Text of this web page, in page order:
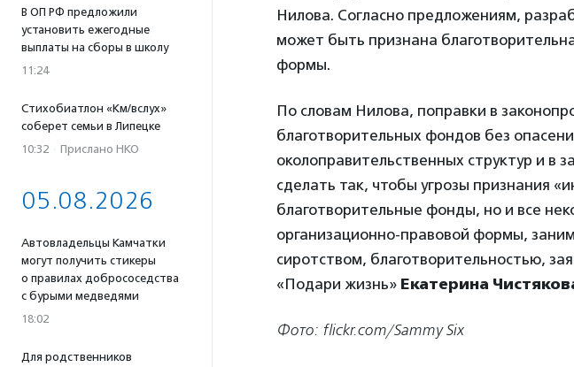
В ОП РФ предложили
установить ежегодные
выплаты на сборы в школу
11:24
Стихобиатлон «Км/вслух»
соберет семьи в Липецке
10:32 · Прислано НКО
05.08.2026
Автовладельцы Камчатки
могут получить стикеры
о правилах добрососедства
с бурыми медведями
18:02
Для родственников
Нилова. Согласно предложениям,
может быть признана
формы.
По словам Нилова, поправки в
благотворительных фондов без
околоправительственных структур и в
сделать так, чтобы угрозы признания
благотворительные фонды, но и все
организационно-правовой формы,
сиротством, благотворительностью,
«Подари жизнь» Екатерина
Фото: flickr.com/Sammy Six